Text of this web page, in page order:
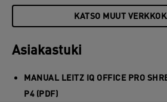
KATSO MUUT
Asiakastuki
MANUAL LEITZ IQ OFFICE PRO
P4 (PDF)